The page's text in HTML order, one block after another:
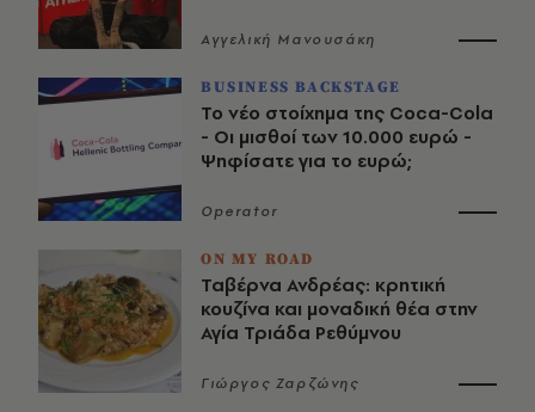
Αγγελική Μανουσάκη
BUSINESS BACKSTAGE
Το νέο στοίχημα της Coca-Cola
- Οι μισθοί των 10.000 ευρώ -
Ψηφίσατε για το ευρώ;
Operator
ON MY ROAD
Ταβέρνα Ανδρέας: κρητική
κουζίνα και μοναδική θέα στην
Αγία Τριάδα Ρεθύμνου
Γιώργος Ζαρζώνης